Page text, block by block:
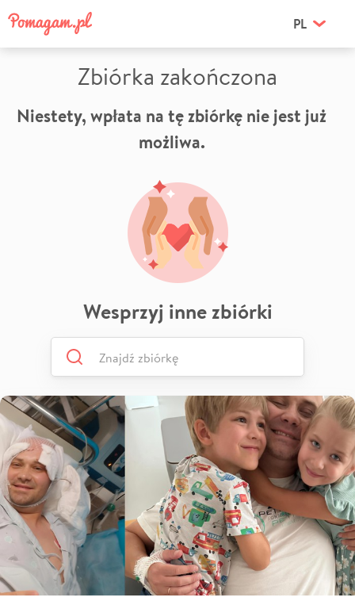
PL
Zbiórka zakończona
Niestety, wpłata na tę zbiórkę nie jest już
możliwa.
Wesprzyj inne zbiórki